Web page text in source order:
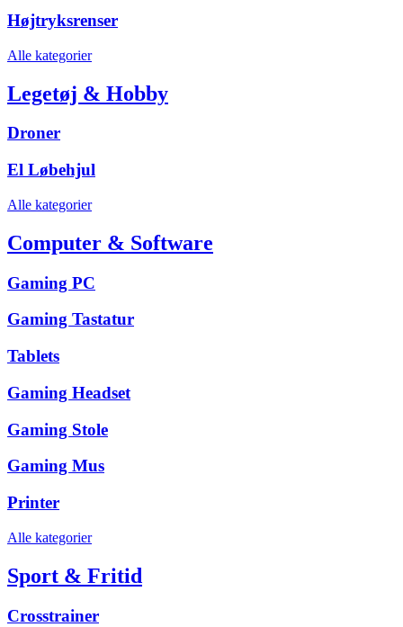
Højtryksrenser
Alle kategorier
Legetøj & Hobby
Droner
El Løbehjul
Alle kategorier
Computer & Software
Gaming PC
Gaming Tastatur
Tablets
Gaming Headset
Gaming Stole
Gaming Mus
Printer
Alle kategorier
Sport & Fritid
Crosstrainer